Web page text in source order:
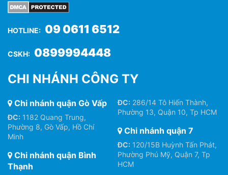
HOTLINE: 09 0611 6512
CSKH: 0899994448
CHI NHÁNH CÔNG TY
Chi nhánh quận Gò Vấp
ĐC: 1182 Quang Trung,
Phường 8, Gò Vấp, Hồ Chí
Minh
Chi nhánh quận Bình
Thạnh
ĐC: 286/14 Tô Hiến Thành,
Phường 13, Quận 10, Tp HCM
Chi nhánh quận 7
ĐC: 120/15B Huỳnh Tấn Phát,
Phường Phú Mỹ, Quận 7, Tp
HCM